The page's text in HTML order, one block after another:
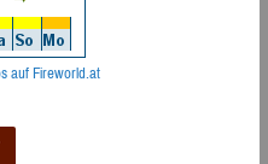
auf Fireworld.at